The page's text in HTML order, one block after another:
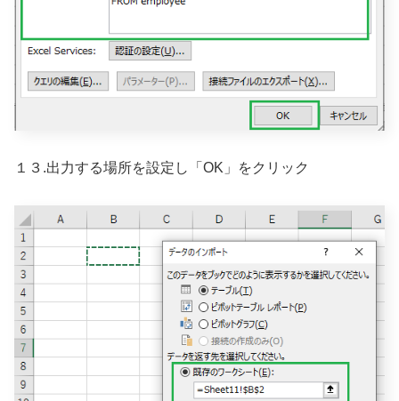
１３.出力する場所を設定し「OK」をクリック